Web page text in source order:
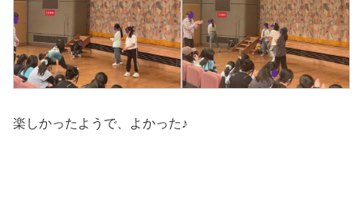
楽しかったようで、よかった♪